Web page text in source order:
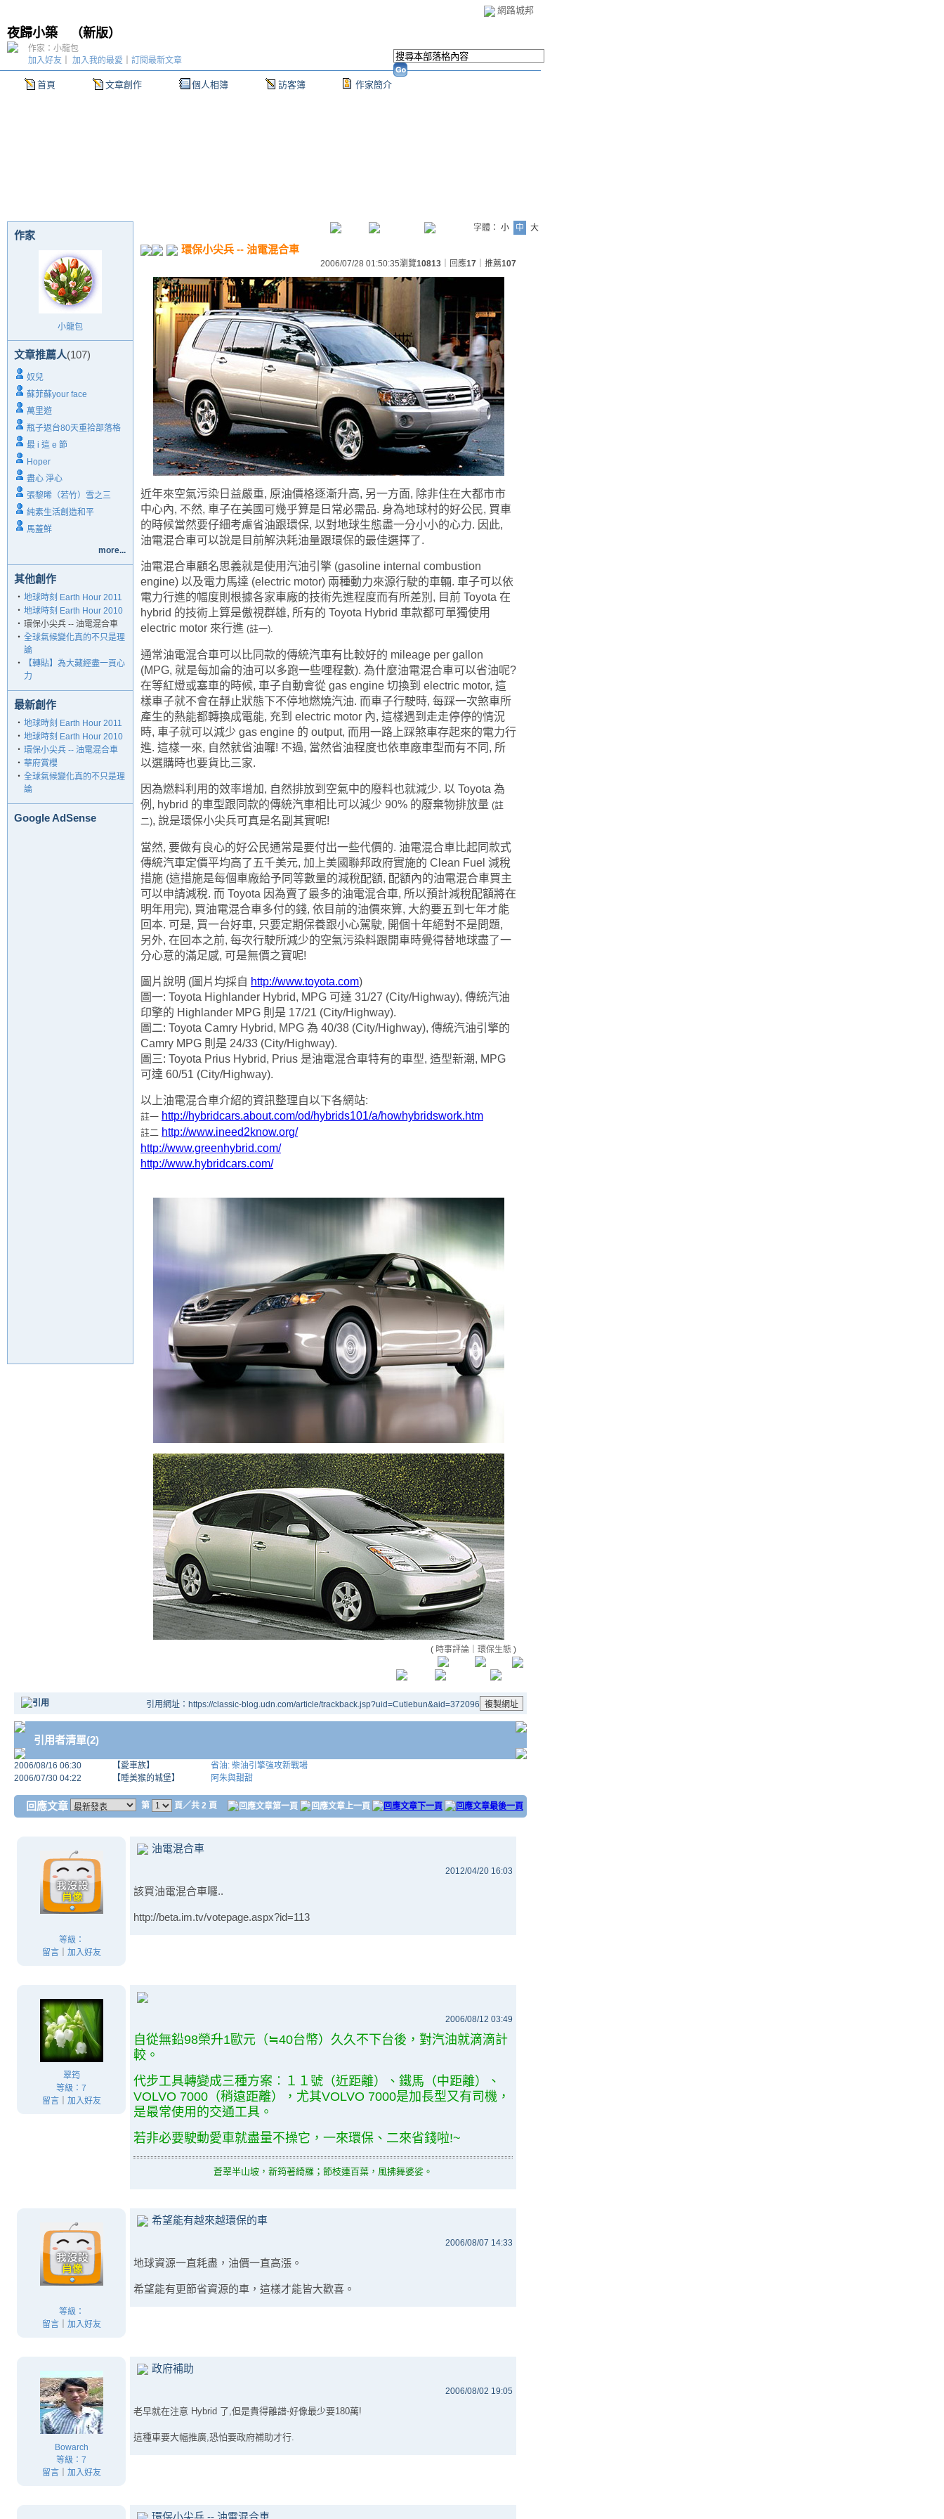
網路城邦
夜歸小築 （新版）
首頁 文章創作 個人相簿 訪客簿 作家簡介
加入好友 加入我的最愛 訂閱最新文章
作家：小龍包
作家
小龍包
文章推薦人(107)
奴兒
蘇菲蘇your face
萬里遊
瓶子返台80天重拾部落格
最 i 這 e 節
Hoper
盡心 淨心
張黎晞（若竹）雪之三
純素生活創造和平
馬蓋鮮
more...
其他創作
‧ 地球時刻 Earth Hour 2011
‧ 地球時刻 Earth Hour 2010
‧ 環保小尖兵 -- 油電混合車
‧ 全球氣候變化真的不只是理
論
‧
【轉貼】為大藏經盡一頁心
力
最新創作
‧ 地球時刻 Earth Hour 2011
‧ 地球時刻 Earth Hour 2010
‧ 環保小尖兵 -- 油電混合車
‧ 華府賞櫻
‧ 全球氣候變化真的不只是理
論
Google AdSense
字體： 小 中 大
環保小尖兵 -- 油電混合車
2006/07/28 01:50:35瀏覽10813 ｜回應17 ｜推薦107
近年來空氣污染日益嚴重, 原油價格逐漸升高, 另一方面, 除非住在大都市市
中心內, 不然, 車子在美國可幾乎算是日常必需品. 身為地球村的好公民, 買車
的時候當然要仔細考慮省油跟環保, 以對地球生態盡一分小小的心力. 因此,
油電混合車可以說是目前解決耗油量跟環保的最佳選擇了.
油電混合車顧名思義就是使用汽油引擎 (gasoline internal combustion
engine) 以及電力馬達 (electric motor) 兩種動力來源行駛的車輛. 車子可以依
電力行進的幅度則根據各家車廠的技術先進程度而有所差別, 目前 Toyota 在
hybrid 的技術上算是傲視群雄, 所有的 Toyota Hybrid 車款都可單獨使用
electric motor 來行進 (註一).
通常油電混合車可以比同款的傳統汽車有比較好的 mileage per gallon
(MPG, 就是每加侖的油可以多跑一些哩程數). 為什麼油電混合車可以省油呢?
在等紅燈或塞車的時候, 車子自動會從 gas engine 切換到 electric motor, 這
樣車子就不會在靜止狀態下不停地燃燒汽油. 而車子行駛時, 每踩一次煞車所
產生的熱能都轉換成電能, 充到 electric motor 內, 這樣遇到走走停停的情況
時, 車子就可以減少 gas engine 的 output, 而用一路上踩煞車存起來的電力行
進. 這樣一來, 自然就省油囉! 不過, 當然省油程度也依車廠車型而有不同, 所
以選購時也要貨比三家.
因為燃料利用的效率增加, 自然排放到空氣中的廢料也就減少. 以 Toyota 為
例, hybrid 的車型跟同款的傳統汽車相比可以減少 90% 的廢棄物排放量 (註
二), 說是環保小尖兵可真是名副其實呢!
當然, 要做有良心的好公民通常是要付出一些代價的. 油電混合車比起同款式
傳統汽車定價平均高了五千美元, 加上美國聯邦政府實施的 Clean Fuel 減稅
措施 (這措施是每個車廠給予同等數量的減稅配額, 配額內的油電混合車買主
可以申請減稅. 而 Toyota 因為賣了最多的油電混合車, 所以預計減稅配額將在
明年用完), 買油電混合車多付的錢, 依目前的油價來算, 大約要五到 七年才能
回本. 可是, 買一台好車, 只要定期保養跟小心駕駛, 開個十年絕對不是問題,
另外, 在 回本之前, 每次行駛所減少的空氣污染料跟開車時覺得替地球盡了一
分心意的滿足感, 可是無價之寶呢!
圖片說明 (圖片均採自 http://www.toyota.com)
圖一: Toyota Highlander Hybrid, MPG 可達 31/27 (City/Highway), 傳統汽油
印擎的 Highlander MPG 則是 17/21 (City/Highway).
圖二: Toyota Camry Hybrid, MPG 為 40/38 (City/Highway), 傳統汽油引擎的
Camry MPG 則是 24/33 (City/Highway).
圖三: Toyota Prius Hybrid, Prius 是油電混合車特有的車型, 造型新潮, MPG
可達 60/51 (City/Highway).
以上油電混合車介紹的資訊整理自以下各網站:
註一 http://hybridcars.about.com/od/hybrids101/a/howhybridswork.htm
註二 http://www.ineed2know.org/
http://www.greenhybrid.com/
http://www.hybridcars.com/
( 時事評論 環保生態 )
引用網址：https://classic-blog.udn.com/article/trackback.jsp?uid=Cutiebun&aid=372096
引用者清單(2)
2006/08/16 06:30 【愛車族】
省油: 柴油引擎強攻新戰場
2006/07/30 04:22
【睡美猴的城堡】 阿朱與甜甜
回應文章 第 頁／共 2 頁
等級：
留言｜ 加入好友
油電混合車
2012/04/20 16:03
該買油電混合車囉..
http://beta.im.tv/votepage.aspx?id=113
翠筠
等級：7
留言｜ 加入好友
2006/08/12 03:49
自從無鉛98榮升1歐元（≒40台幣）久久不下台後，對汽油就滴滴計
較。
代步工具轉變成三種方案︰１１號（近距離）、鐵馬（中距離）、
VOLVO 7000（稍遠距離），尤其VOLVO 7000是加長型又有司機，
是最常使用的交通工具。
若非必要駛動愛車就盡量不操它，一來環保、二來省錢啦!~
蒼翠半山坡，新筠著綺羅；節枝連百葉，風拂舞婆娑。
等級：
留言｜ 加入好友
希望能有越來越環保的車
2006/08/07 14:33
地球資源一直耗盡，油價一直高漲。
希望能有更節省資源的車，這樣才能皆大歡喜。
Bowarch
等級：7
留言｜ 加入好友
政府補助
2006/08/02 19:05
老早就在注意 Hybrid 了,但是貴得離譜-好像最少要180萬!
這種車要大幅推廣,恐怕要政府補助才行.
環保小尖兵 -- 油電混合車